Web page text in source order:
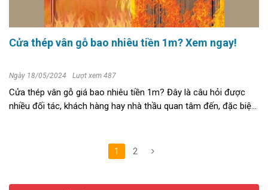
Cửa thép vân gỗ bao nhiêu tiền 1m? Xem ngay!
Ngày 18/05/2024 Lượt xem 487
Cửa thép vân gỗ giá bao nhiêu tiền 1m? Đây là câu hỏi được
nhiều đối tác, khách hàng hay nhà thầu quan tâm đến, đặc biệt
1 2